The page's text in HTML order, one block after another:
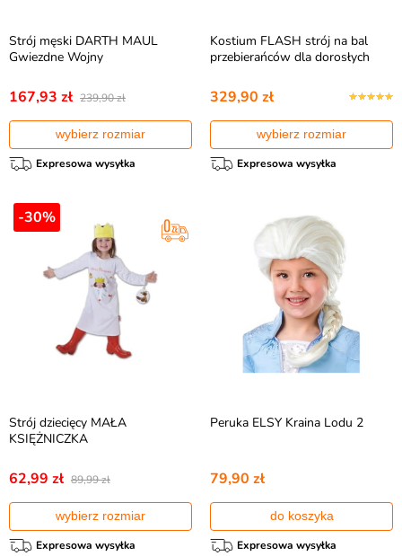
Strój męski DARTH MAUL
Gwiezdne Wojny
167,93 zł 239,90 zł
wybierz rozmiar
Expresowa wysyłka
Kostium FLASH strój na bal
przebierańców dla dorosłych
329,90 zł
wybierz rozmiar
Expresowa wysyłka
-30%
Strój dziecięcy MAŁA
KSIĘŻNICZKA
62,99 zł 89,99 zł
wybierz rozmiar
Expresowa wysyłka
Peruka ELSY Kraina Lodu 2
79,90 zł
do koszyka
Expresowa wysyłka